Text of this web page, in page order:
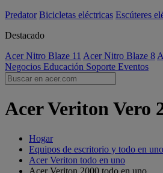
Predator Bicicletas eléctricas Escúteres
Destacado
Acer Nitro Blaze 11 Acer Nitro Blaze 8
Negocios Educación Soporte Eventos
Acer Veriton Vero
Hogar
Equipos de escritorio y todo en uno
Acer Veriton todo en uno
Acer Veriton 2000 todo en uno